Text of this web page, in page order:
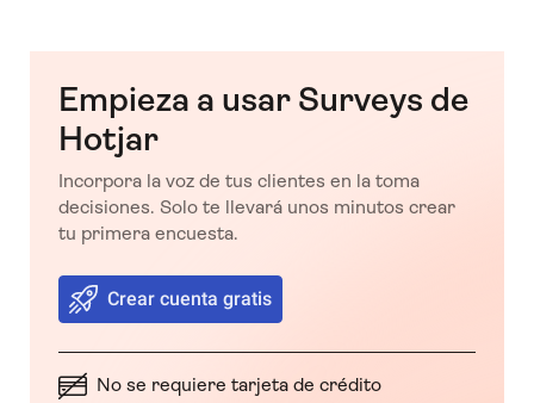
Empieza a usar Surveys de
Hotjar
Incorpora la voz de tus clientes en la toma
decisiones. Solo te llevará unos minutos crear
tu primera encuesta.
Crear cuenta gratis
No se requiere tarjeta de crédito